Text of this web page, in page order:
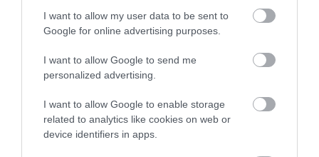
I want to allow my user data to be sent to
Google for online advertising purposes.
I want to allow Google to send me
personalized advertising.
I want to allow Google to enable storage
related to analytics like cookies on web or
device identifiers in apps.
Άνδρας απειλούσε να πέσει από
το μπαλκόνι
07.08.2026 | 16:30
Διακοπές στην Κάρυστο: Το Χωνί
είναι ο προορισμός για
αυθεντικές ελληνικές γεύσεις